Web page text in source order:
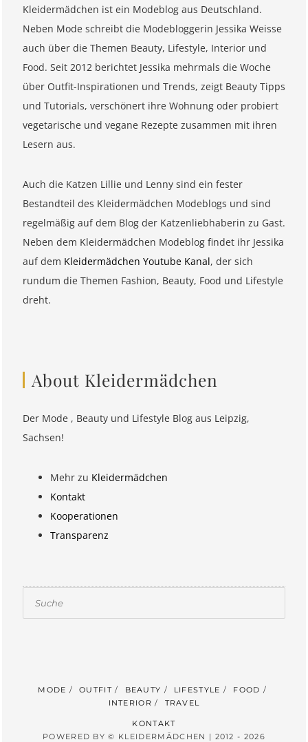
Kleidermädchen ist ein Modeblog aus Deutschland.
Neben Mode schreibt die Modebloggerin Jessika Weisse
auch über die Themen Beauty, Lifestyle, Interior und
Food. Seit 2012 berichtet Jessika mehrmals die Woche
über Outfit-Inspirationen und Trends, zeigt Beauty Tipps
und Tutorials, verschönert ihre Wohnung oder probiert
vegetarische und vegane Rezepte zusammen mit ihren
Lesern aus.
Auch die Katzen Lillie und Lenny sind ein fester
Bestandteil des Kleidermädchen Modeblogs und sind
regelmäßig auf dem Blog der Katzenliebhaberin zu Gast.
Neben dem Kleidermädchen Modeblog findet ihr Jessika
auf dem Kleidermädchen Youtube Kanal, der sich
rundum die Themen Fashion, Beauty, Food und Lifestyle
dreht.
About Kleidermädchen
Der Mode , Beauty und Lifestyle Blog aus Leipzig,
Sachsen!
Mehr zu Kleidermädchen
Kontakt
Kooperationen
Transparenz
MODE OUTFIT BEAUTY LIFESTYLE
FOOD
INTERIOR
TRAVEL
KONTAKT
POWERED BY © KLEIDERMÄDCHEN | 2012 - 2026